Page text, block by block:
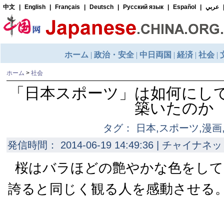
ホーム > 社会
「日本スポーツ」は如何にし
築いたのか
タグ： 日本,スポーツ,漫
発信時間： 2014-06-19 14:49:36 | チャイナネ
桜はバラほどの艶やかな色をし
誇ると同じく観る人を感動させる